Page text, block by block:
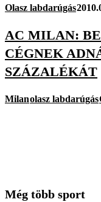
Olasz labdarúgás
AC MILAN:
CÉGNEK
SZÁZALÉKÁT
Milanolasz labdarúgás
Még több sport